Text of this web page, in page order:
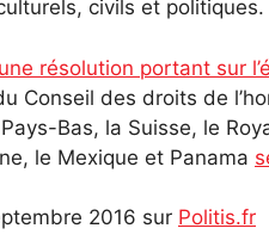
civils et politiques.
une résolution portant sur
Conseil des droits de
Bas, la Suisse, le
le Mexique et Panama
2016 sur Politis.fr